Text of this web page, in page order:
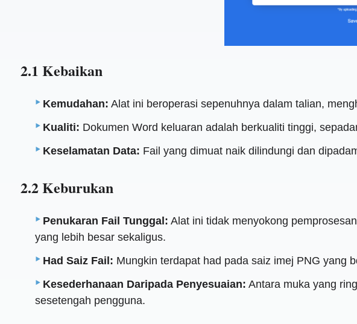
2.1 Kebaikan
Kemudahan: Alat ini beroperasi sepenuhnya dalam talian,
Kualiti: Dokumen Word keluaran adalah berkualiti tinggi,
Keselamatan Data: Fail yang dimuat naik dilindungi dan
2.2 Keburukan
Penukaran Fail Tunggal: Alat ini tidak menyokong
yang lebih besar sekaligus.
Had Saiz Fail: Mungkin terdapat had pada saiz imej PNG yang
Kesederhanaan Daripada Penyesuaian: Antara muka yang
sesetengah pengguna.